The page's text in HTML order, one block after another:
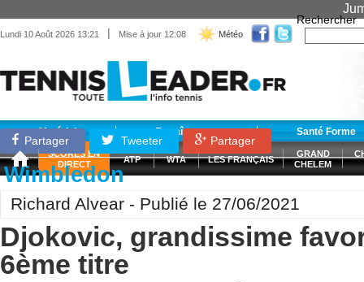
Lundi 10 Août 2026 13:21 | Mise à jour 12:08 Météo
Rechercher
Matériel Entraînement Santé Forme
SCORES EN
DIRECT
ATP WTA LES FRANÇAIS
GRAND
CHELEM
Partager Tweeter Partager
Wimbledon
Richard Alvear - Publié le 27/06/2021
Djokovic, grandissime
6ème titre